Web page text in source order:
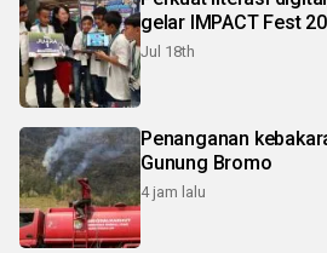
gelar IMPACT Fest
Jul 18th
Penanganan
Gunung Bromo
4 jam lalu